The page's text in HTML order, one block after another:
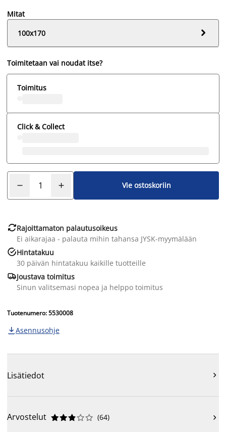
Mitat
100x170

Toimitetaan vai noudat itse?
Toimitus
Click & Collect
Vie ostoskoriin
Rajoittamaton palautusoikeus
Ei aikarajaa - palauta mihin tahansa JYSK-myymälään
Hintatakuu
30 päivän hintatakuu kaikille tuotteille
Joustava toimitus
Sinun valitsemasi nopea ja helppo toimitus
Tuotenumero: 5530008
 Asennusohje
Lisätiedot 
Arvostelut 




 (64) 